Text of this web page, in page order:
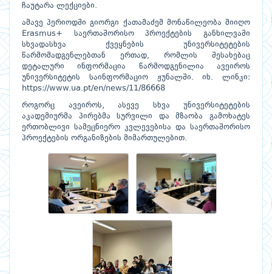
ჩაუტარა ლექციები.
ამავე პერიოდში გიორგი ქათამაძემ მონაწილეობა მიიღო
Erasmus+ საერთაშორისო პროექტების განხილვაში
სხვადასხვა ქვეყნების უნივერსიტეტების
წარმომადგენლებთან ერთად, რომლის შესახებაც
დეტალური ინფორმაცია წარმოდგენილია ავეიროს
უნივერსიტეტის საინფორმაციო ჟუნალში. იხ. ლინკი:
https://www.ua.pt/en/news/11/86668
როგორც ავეიროს, ასევე სხვა უნივერსიტეტების
აკადემიურმა პირებმა სურვილი და მზაობა გამოხატეს
ერთობლივი სამეცნიერო კვლევებისა და საერთაშორისო
პროექტების ორგანიზების მიმართულებით.